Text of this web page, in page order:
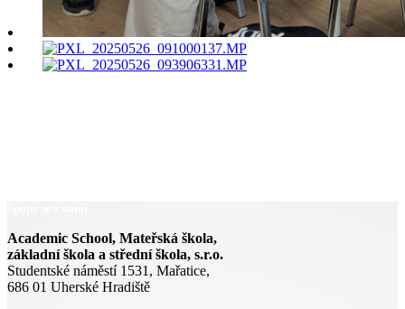
Academic School, Mateřská škola,
základní škola a střední škola, s.r.o.
Studentské náměstí 1531, Mařatice,
686 01 Uherské Hradiště